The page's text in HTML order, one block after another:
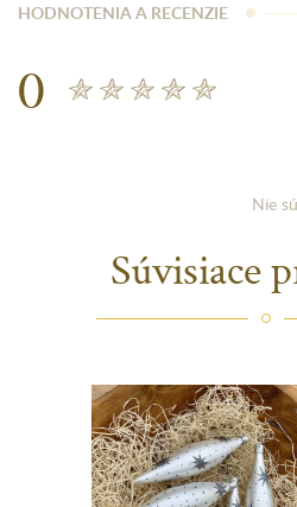
HODNOTENIA A RECENZIE
0
Nie
Súvisiace